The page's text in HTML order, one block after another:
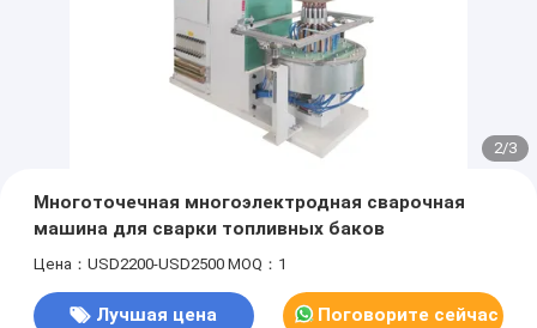
2/3
Многоточечная многоэлектродная сварочная
машина для сварки топливных баков
Цена：USD2200-USD2500 MOQ：1
Лучшая цена Поговорите сейчас